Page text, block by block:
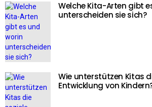
Welche Kita-Arten gibt
unterscheiden sie sich?
Wie unterstützen Kitas
Entwicklung von